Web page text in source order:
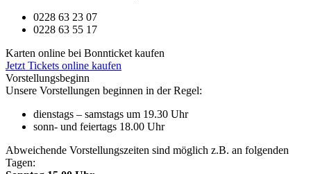
0228 63 23 07
0228 63 55 17
Karten online bei Bonnticket kaufen
Jetzt Tickets online kaufen
Vorstellungsbeginn
Unsere Vorstellungen beginnen in der Regel:
dienstags – samstags um 19.30 Uhr
sonn- und feiertags 18.00 Uhr
Abweichende Vorstellungszeiten sind möglich z.B. an folgenden
Tagen: